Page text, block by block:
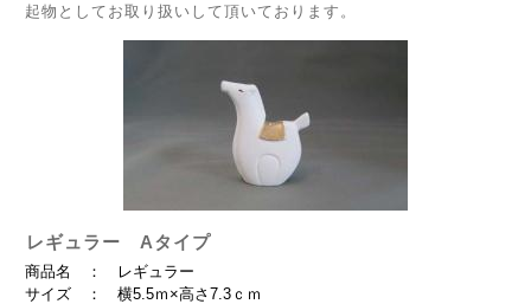
起物としてお取り扱いして頂いております。
レギュラー Aタイプ
商品名 ： レギュラー
サイズ ： 横5.5ｍ×高さ7.3ｃｍ